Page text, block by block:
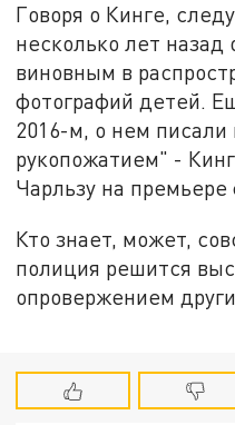
Говоря о Кинге,
несколько лет назад
виновным в
фотографий детей.
2016-м, о нем писали
рукопожатием" -
Чарльзу на
Кто знает, может,
полиция решится
опровержением